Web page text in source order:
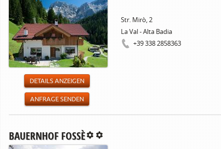
Str. Mirò, 2
La Val - Alta Badia
+39 338 2858363
DETAILS ANZEIGEN
ANFRAGE SENDEN
BAUERNHOF FOSSÈ